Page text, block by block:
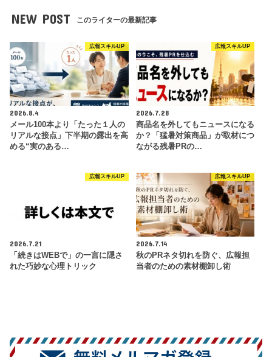
NEW POST このライターの最新記事
広報スキルUP
2026.8.4
メール100本より「たった１人の
リアルな接点」下半期の露出を高
める“実のある…
広報スキルUP
2026.7.28
商品名を外してもニュースになる
か？「猛暑対策商品」が取材につ
ながる残暑PRの…
広報スキルUP
2026.7.21
「続きはWEBで」の一言に隠さ
れた巧妙な心理トリック
広報スキルUP
2026.7.14
秋のPRネタ切れを防ぐ、広報担
当者のための素材棚卸し術